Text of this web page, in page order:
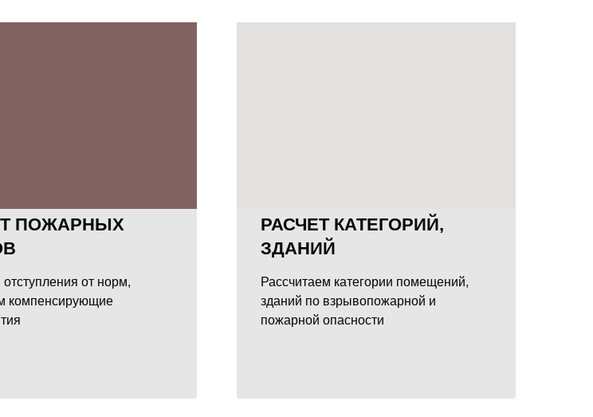
ПОЖАРНЫХ
от норм,
компенсирующие
РАСЧЕТ КАТЕГОРИЙ,
ЗДАНИЙ
Рассчитаем категории помещений,
зданий по взрывопожарной и
пожарной опасности